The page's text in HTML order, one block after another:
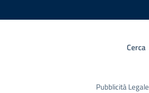
Cerca
Pubblicità Legale